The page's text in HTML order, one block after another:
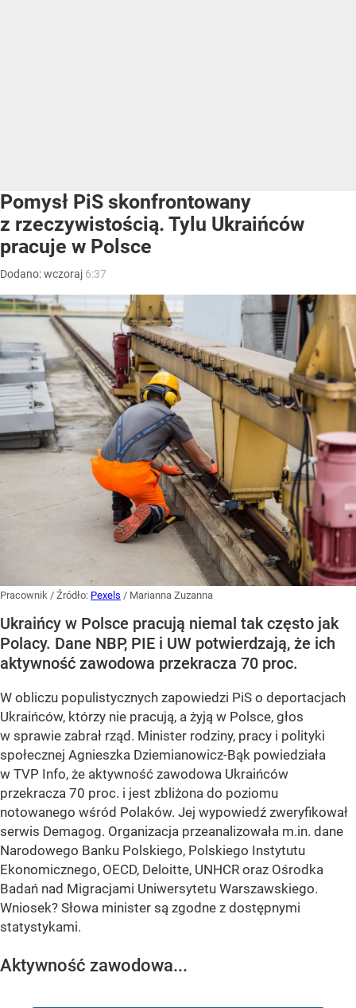
Pomysł PiS skonfrontowany
z rzeczywistością. Tylu Ukraińców
pracuje w Polsce
Dodano:wczoraj 6:37
Pracownik / Źródło: Pexels / Marianna Zuzanna
Ukraińcy w Polsce pracują niemal tak często jak
Polacy. Dane NBP, PIE i UW potwierdzają, że ich
aktywność zawodowa przekracza 70 proc.
W obliczu populistycznych zapowiedzi PiS o deportacjach
Ukraińców, którzy nie pracują, a żyją w Polsce, głos
w sprawie zabrał rząd. Minister rodziny, pracy i polityki
społecznej Agnieszka Dziemianowicz-Bąk powiedziała
w TVP Info, że aktywność zawodowa Ukraińców
przekracza 70 proc. i jest zbliżona do poziomu
notowanego wśród Polaków. Jej wypowiedź zweryfikował
serwis Demagog. Organizacja przeanalizowała m.in. dane
Narodowego Banku Polskiego, Polskiego Instytutu
Ekonomicznego, OECD, Deloitte, UNHCR oraz Ośrodka
Badań nad Migracjami Uniwersytetu Warszawskiego.
Wniosek? Słowa minister są zgodne z dostępnymi
statystykami.
Aktywność zawodowa...